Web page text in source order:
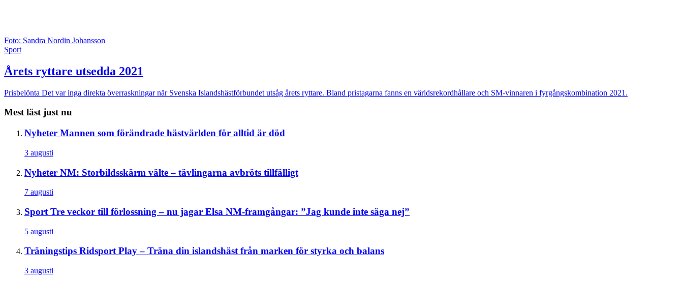
Foto: Sandra Nordin Johansson
Sport
Årets ryttare utsedda 2021
Prisbelönta Det var inga direkta överraskningar när Svenska Islandshästförbundet utsåg årets ryttare. Bland pristagarna fanns en världsrekordhållare och SM-vinnaren i fyrgångskombination 2021.
Mest läst just nu
Nyheter Mannen som förändrade hästvärlden för alltid är död
3 augusti
Nyheter NM: Storbildsskärm välte – tävlingarna avbröts tillfälligt
7 augusti
Sport Tre veckor till förlossning – nu jagar Elsa NM-framgångar: ”Jag kunde inte säga nej”
5 augusti
Träningstips Ridsport Play – Träna din islandshäst från marken för styrka och balans
3 augusti